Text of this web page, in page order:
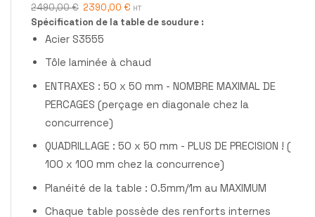
2490,00€ 2390,00 € HT
Spécification de la table de soudure :
Acier S3555
Tôle laminée à chaud
ENTRAXES : 50 x 50 mm - NOMBRE MAXIMAL DE
PERCAGES (perçage en diagonale chez la
concurrence)
QUADRILLAGE : 50 x 50 mm - PLUS DE PRECISION ! (
100 x 100 mm chez la concurrence)
Planéité de la table : 0.5mm/1m au MAXIMUM
Chaque table possède des renforts internes